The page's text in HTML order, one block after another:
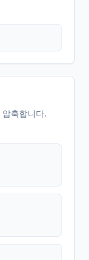
축합니다.